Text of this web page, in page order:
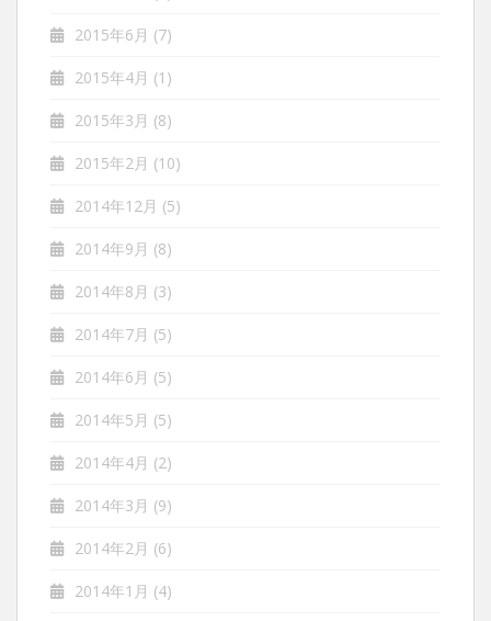
2015年6月 (7)
2015年4月 (1)
2015年3月 (8)
2015年2月 (10)
2014年12月 (5)
2014年9月 (8)
2014年8月 (3)
2014年7月 (5)
2014年6月 (5)
2014年5月 (5)
2014年4月 (2)
2014年3月 (9)
2014年2月 (6)
2014年1月 (4)